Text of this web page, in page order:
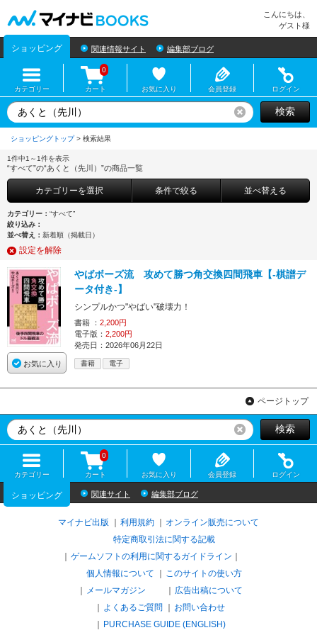
こんにちは、
ゲスト様
ショッピング 関連情報サイト 編集部ブログ
カテゴリー カート
0
お気に入り 会員登録 ログイン
リセット検索
ショッピングトップ>
1件中1～1件を表示
“すべて”の“あくと（先川）”の商品一覧
カテゴリーを選択 条件で絞る 並べ替える
カテゴリー： “すべて”
絞り込み：
並べ替え： 新着順（掲載日）
設定を解除
お気に入り
やばボーズ流 攻めて勝つ角交換四間飛車【-棋譜デ
ータ付き-】
シンプルかつ"やばい"破壊力！
書籍 ： 2,200円
電子版： 2,200円
発売日：2026年06月22日
書籍 電子
ページトップ
リセット検索
カテゴリー カート
0
お気に入り 会員登録 ログイン
ショッピング 関連サイト 編集部ブログ
マイナビ出版 利用規約
オンライン販売について
特定商取引法に関する記載
ゲームソフトの利用に関するガイドライン
個人情報について
このサイトの使い方
メールマガジン
広告出稿について
よくあるご質問
お問い合わせ
PURCHASE GUIDE (ENGLISH)